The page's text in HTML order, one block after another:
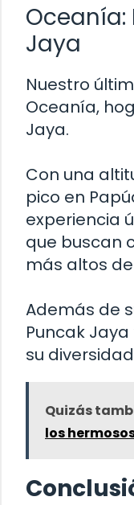
Oceanía:
Jaya
Nuestro
Oceanía,
Jaya.
Con una
pico en
experiencia
que buscan
más altos
Además de
Puncak
su
Quizás
los